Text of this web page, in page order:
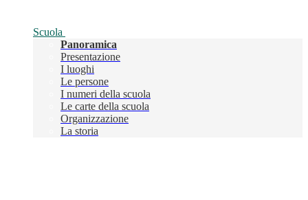
Scuola
Panoramica
Presentazione
I luoghi
Le persone
I numeri della scuola
Le carte della scuola
Organizzazione
La storia